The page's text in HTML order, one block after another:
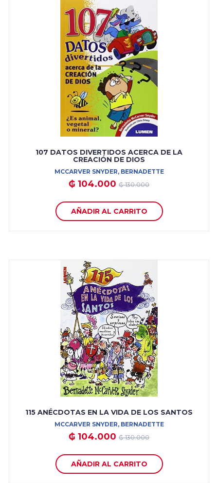
107 DATOS DIVERTIDOS ACERCA DE LA
CREACIÓN DE DIOS
MCCARVER SNYDER, BERNADETTE
₲ 104.000 ₲ 130.000
AÑADIR AL CARRITO
115 ANÉCDOTAS EN LA VIDA DE LOS SANTOS
MCCARVER SNYDER, BERNADETTE
₲ 104.000 ₲ 130.000
AÑADIR AL CARRITO